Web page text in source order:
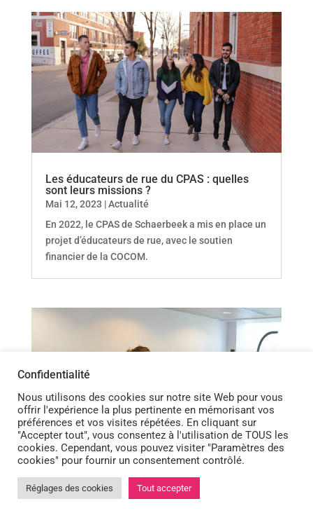
Les éducateurs de rue du CPAS : quelles
sont leurs missions ?
Mai 12, 2023 |Actualité
En 2022, le CPAS de Schaerbeek a mis en place un
projet d’éducateurs de rue, avec le soutien
financier de la COCOM.
L’émancipation par l’emploi : une illusion ?
 
Confidentialité
Nous utilisons des cookies sur notre site Web pour vous
offrir l'expérience la plus pertinente en mémorisant vos
préférences et vos visites répétées. En cliquant sur
"Accepter tout", vous consentez à l'utilisation de TOUS les
cookies. Cependant, vous pouvez visiter "Paramètres des
cookies" pour fournir un consentement contrôlé.
Réglages des cookies Tout accepter